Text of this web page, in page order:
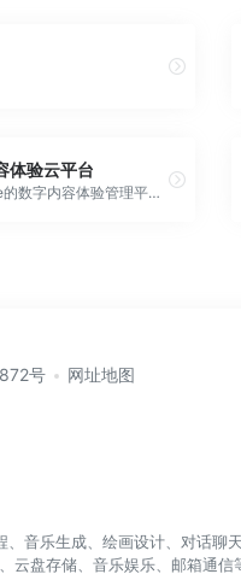
体验云平台
Baklib是一套All-in-one的数字内容体验管理平台，通过资源库、知识库和应用库三层架构渐进的实现对企业数字资源、文档内容、知识经验的集中管理、多渠道输出、一致性治理。帮助企业与客户、合作伙伴、员工和其他受众产生体验交互，以提升用户参与度、客户满意度和品牌知名度。Baklib提供了一套综合...
号 网址地图
音乐生成、绘画设计、对话聊
盘存储、音乐娱乐、邮箱通